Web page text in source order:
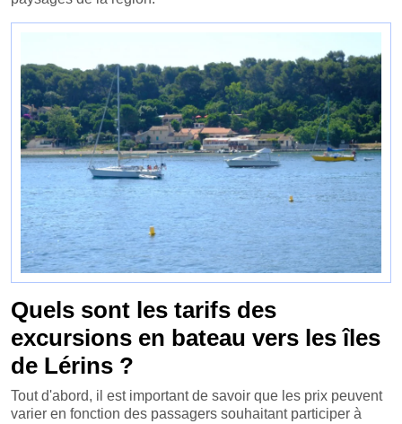
Quels sont les tarifs des
excursions en bateau vers les îles
de Lérins ?
Tout d'abord, il est important de savoir que les prix peuvent
varier en fonction des passagers souhaitant participer à